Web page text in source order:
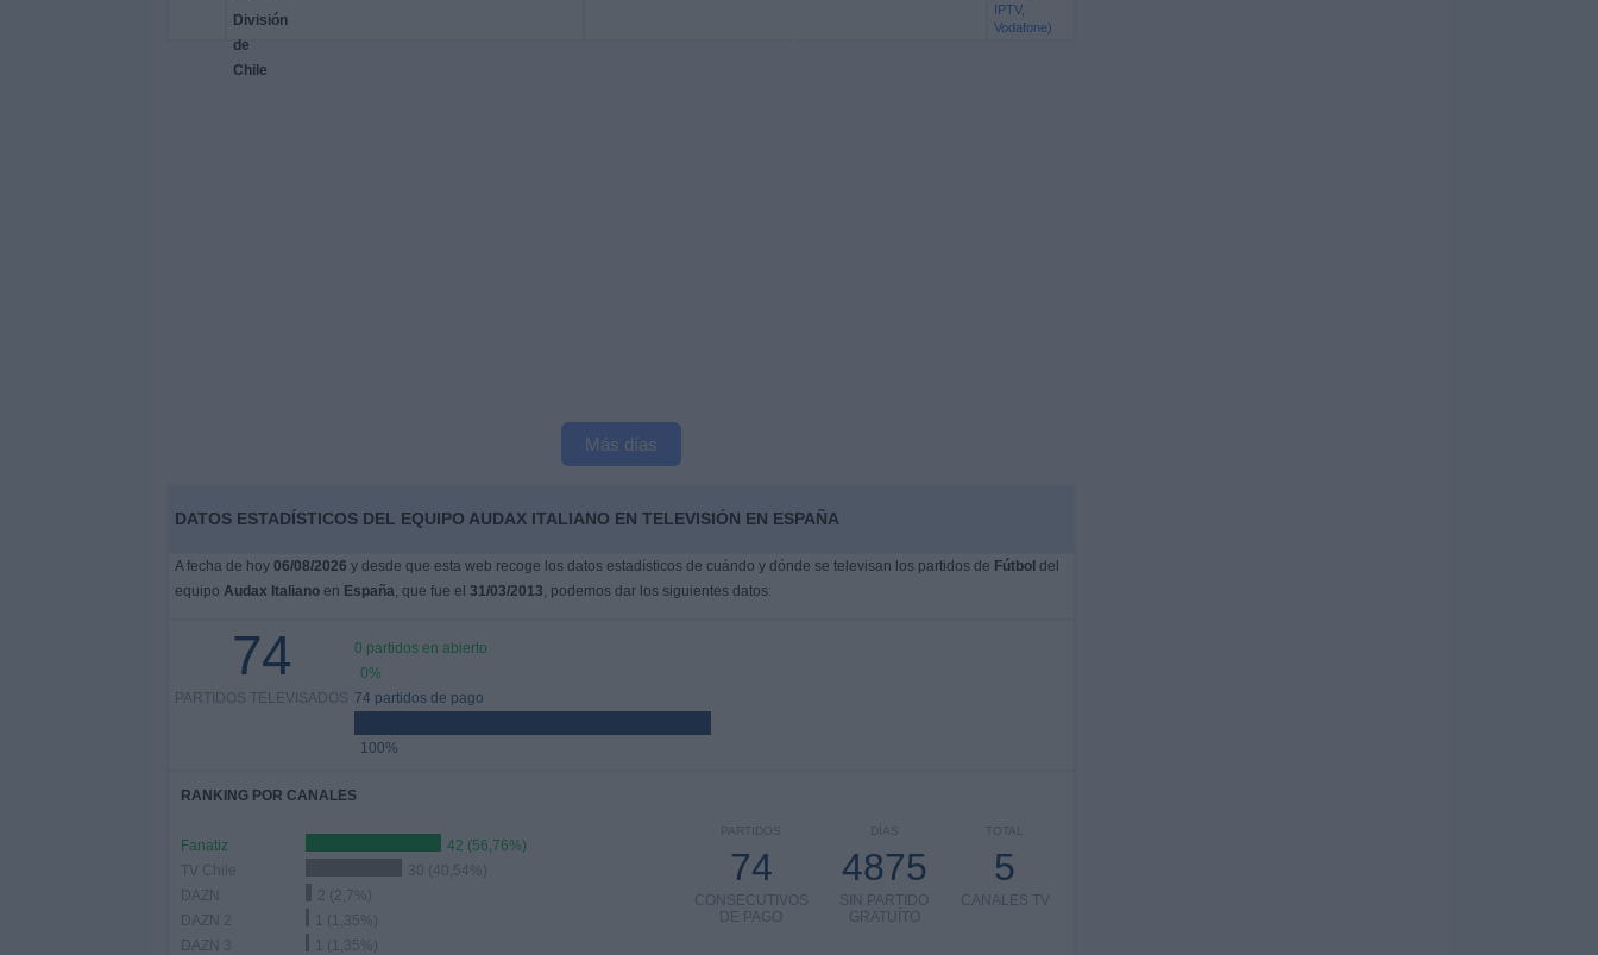
IPTV,
Vodafone)
Más días
DATOS ESTADÍSTICOS DEL EQUIPO AUDAX ITALIANO EN TELEVISIÓN EN ESPAÑA
A fecha de hoy 06/08/2026 y desde que esta web recoge los datos estadísticos de cuándo y dónde se televisan los partidos de Fútbol del
equipo Audax Italianoen España, que fue el 31/03/2013, podemos dar los siguientes datos:
74
PARTIDOS TELEVISADOS
0 partidos en abierto
0%
74 partidos de pago
100%
RANKING POR CANALES
Fanatiz
42 (56,76%)
TV Chile
30 (40,54%)
DAZN
2 (2,7%)
DAZN 2
1 (1,35%)
DAZN 3
1 (1,35%)
TOTAL
5
CANALES TV
DÍAS
4875
SIN PARTIDO
GRATUÍTO
PARTIDOS
74
CONSECUTIVOS
DE PAGO